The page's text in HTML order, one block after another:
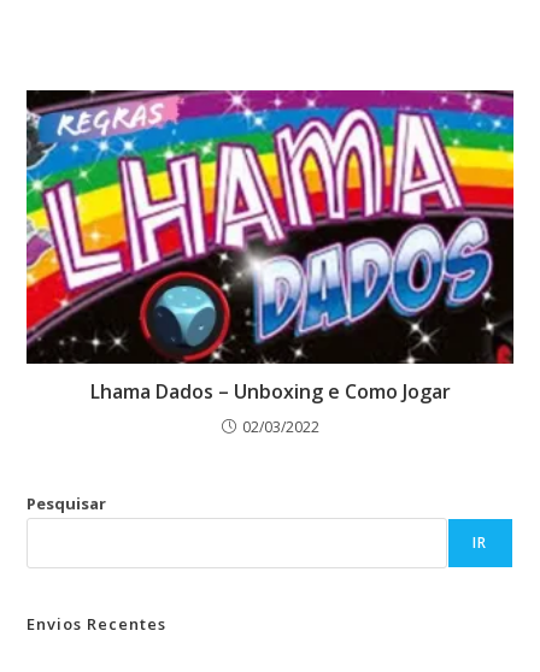
Lhama Dados – Unboxing e Como Jogar
02/03/2022
Pesquisar
IR
Envios Recentes